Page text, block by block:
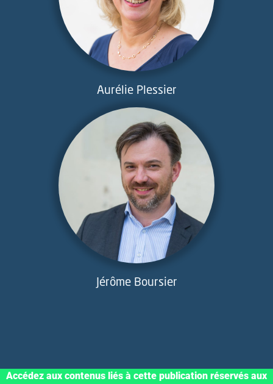
Aurélie Plessier
Jérôme Boursier
Accédez aux contenus liés à cette publication réservés aux